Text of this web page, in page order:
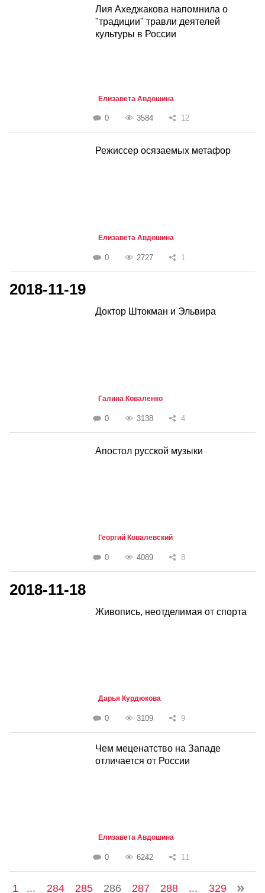
Лия Ахеджакова напомнила о
"традиции" травли деятелей
культуры в России
Елизавета Авдошина
0 3584 12
Режиссер осязаемых метафор
Елизавета Авдошина
0 2727 1
2018-11-19
Доктор Штокман и Эльвира
Галина Коваленко
0 3138 4
Апостол русской музыки
Георгий Ковалевский
0 4089 8
2018-11-18
Живопись, неотделимая от спорта
Дарья Курдюкова
0 3109 9
Чем меценатство на Западе
отличается от России
Елизавета Авдошина
0 6242 11
1 ... 284 285 286 287 288 ... 329